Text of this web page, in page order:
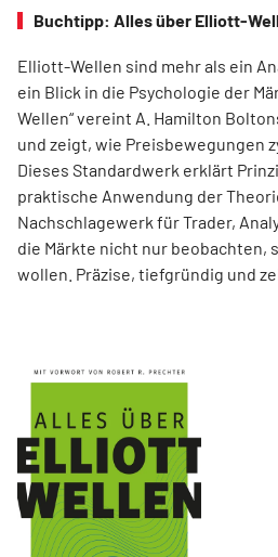
Buchtipp: Alles über Elliott-
Elliott-Wellen sind mehr als ein
ein Blick in die Psychologie der
Wellen“ vereint A. Hamilton
und zeigt, wie Preisbewegungen
Dieses Standardwerk erklärt
praktische Anwendung der
Nachschlagewerk für Trader,
die Märkte nicht nur beobachten,
wollen. Präzise, tiefgründig und